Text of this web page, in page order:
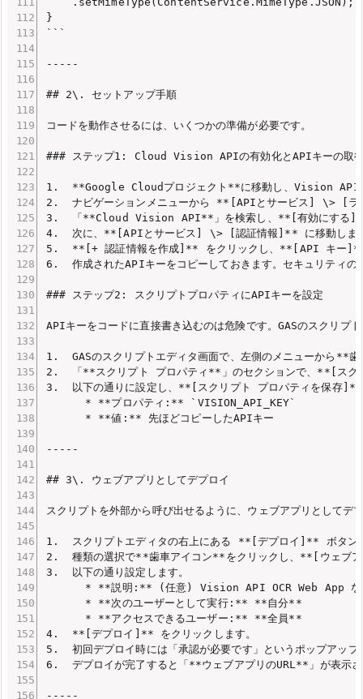
}
```
-----
## 2\. セットアップ手順
コードを動作させるには、いくつかの準備が必要です。
### ステップ1: Cloud Vision APIの有効化とAPIキーの取
1.  **Google Cloudプロジェクト**に移動し、Vision APIを
2.  ナビゲーションメニューから **[APIとサービス] \> [ラ
3.  「**Cloud Vision API**」を検索し、**[有効にする]**
4.  次に、**[APIとサービス] \> [認証情報]** に移動しま
5.  **[+ 認証情報を作成]** をクリックし、**[API キー]**
6.  作成されたAPIキーをコピーしておきます。セキュリティの
### ステップ2: スクリプトプロパティにAPIキーを設定
APIキーをコードに直接書き込むのは危険です。GASのスクリプ
1.  GASのスクリプトエディタ画面で、左側のメニューから**
2.  「**スクリプト プロパティ**」のセクションで、**[スク
3.  以下の通りに設定し、**[スクリプト プロパティを保存]**
      * **プロパティ:** `VISION_API_KEY`
      * **値:** 先ほどコピーしたAPIキー
-----
## 3\. ウェブアプリとしてデプロイ
スクリプトを外部から呼び出せるように、ウェブアプリとしてデ
1.  スクリプトエディタの右上にある **[デプロイ]** ボタン
2.  種類の選択で**歯車アイコン**をクリックし、**[ウェブ
3.  以下の通り設定します。
* **説明:** (任意) Vision API OCR Web App な
      * **次のユーザーとして実行:** **自分**
      * **アクセスできるユーザー:** **全員**
4.  **[デプロイ]** をクリックします。
5.  初回デプロイ時には「承認が必要です」というポップアップ
6.  デプロイが完了すると「**ウェブアプリのURL**」が表示さ
-----